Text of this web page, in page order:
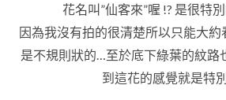
花名叫”仙客來”喔 !? 是很特
因為我沒有拍的很清楚所以只能大約
是不規則狀的…至於底下綠葉的紋路
到這花的感覺就是特